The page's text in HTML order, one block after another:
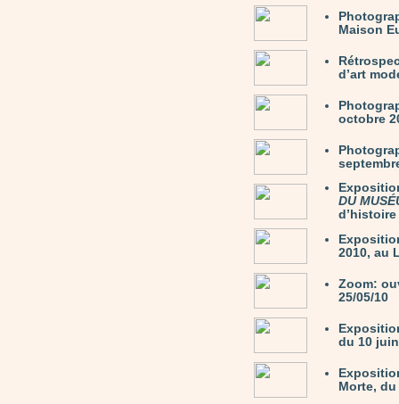
Maison
d’art
octobre
DU
2010, au
Zoom:
25/05/10
du 10
Morte, du